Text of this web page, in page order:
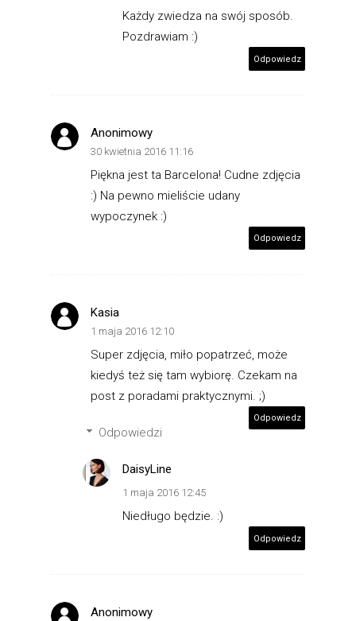
Każdy zwiedza na swój sposób.
Pozdrawiam :)
Odpowiedz
Anonimowy
30 kwietnia 2016 11:16
Piękna jest ta Barcelona! Cudne zdjęcia
:) Na pewno mieliście udany
wypoczynek :)
Odpowiedz
Kasia
1 maja 2016 12:10
Super zdjęcia, miło popatrzeć, może
kiedyś też się tam wybiorę. Czekam na
post z poradami praktycznymi. ;)
Odpowiedz
Odpowiedzi
DaisyLine
1 maja 2016 12:45
Niedługo będzie. :)
Odpowiedz
Anonimowy